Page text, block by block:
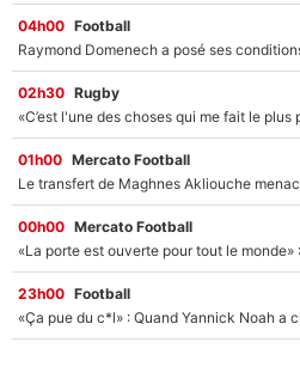
04h00 Football
02h30 Rugby
01h00 Mercato Football
00h00 Mercato Football
23h00 Football